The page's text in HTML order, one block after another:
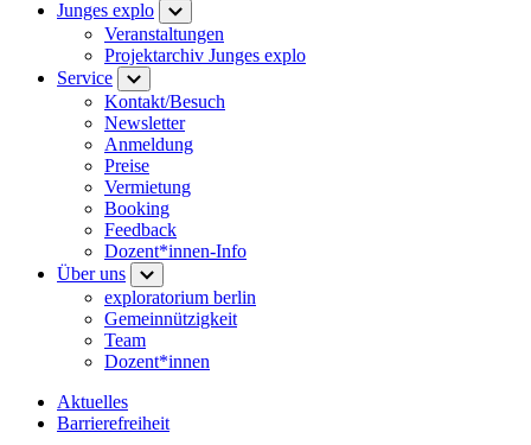
Junges explo
Veranstaltungen
Projektarchiv Junges explo
Service
Kontakt/Besuch
Newsletter
Anmeldung
Preise
Vermietung
Booking
Feedback
Dozent*innen-Info
Über uns
exploratorium berlin
Gemeinnützigkeit
Team
Dozent*innen
Aktuelles
Barrierefreiheit